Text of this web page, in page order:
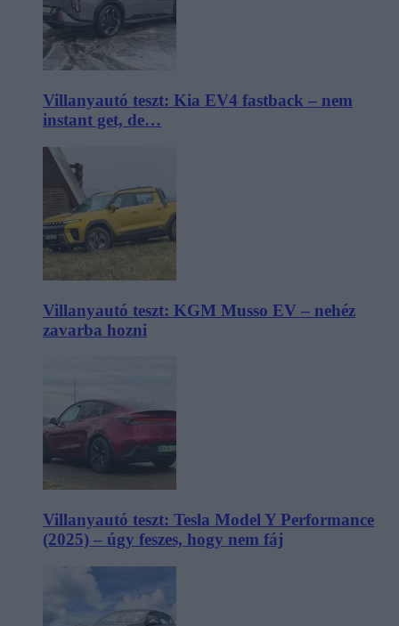
Villanyautó teszt: Kia EV4 fastback – nem
instant get, de…
Villanyautó teszt: KGM Musso EV – nehéz
zavarba hozni
Villanyautó teszt: Tesla Model Y Performance
(2025) – úgy feszes, hogy nem fáj